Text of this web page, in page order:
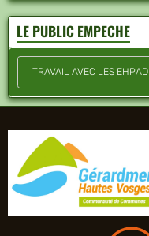
LE PUBLIC EMPECHE
TRAVAIL AVEC LES EHPAD